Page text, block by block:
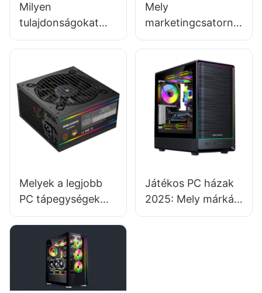
Milyen
tulajdonságokat
kell keresni egy
házban?
Mely
marketingcsatorná
k a
a gamer PC-ház
gyártók számára?
Melyek a legjobb
PC tápegységek
Linux alapú PC
rendszerekhez?
Játékos PC házak
2025: Mely márkák
kínálják a legjobb